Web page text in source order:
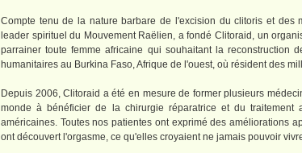
Compte tenu de la nature barbare de l'excision du clitoris et des
leader spirituel du Mouvement Raëlien, a fondé Clitoraid, un
parrainer toute femme africaine qui souhaitant la reconstruction
humanitaires au Burkina Faso, Afrique de l'ouest, où résident des
Depuis 2006, Clitoraid a été en mesure de former plusieurs
monde à bénéficier de la chirurgie réparatrice et du traitement
américaines. Toutes nos patientes ont exprimé des améliorations
ont découvert l'orgasme, ce qu'elles croyaient ne jamais pouvoir